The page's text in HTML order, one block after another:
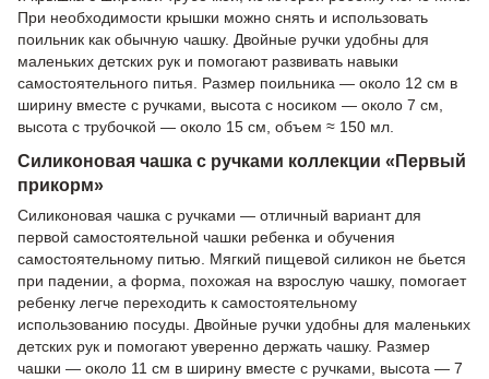
При необходимости крышки можно снять и использовать
поильник как обычную чашку. Двойные ручки удобны для
маленьких детских рук и помогают развивать навыки
самостоятельного питья. Размер поильника — около 12 см в
ширину вместе с ручками, высота с носиком — около 7 см,
высота с трубочкой — около 15 см, объем ≈ 150 мл.
Силиконовая чашка с ручками коллекции «Первый
прикорм»
Силиконовая чашка с ручками — отличный вариант для
первой самостоятельной чашки ребенка и обучения
самостоятельному питью. Мягкий пищевой силикон не бьется
при падении, а форма, похожая на взрослую чашку, помогает
ребенку легче переходить к самостоятельному
использованию посуды. Двойные ручки удобны для маленьких
детских рук и помогают уверенно держать чашку. Размер
чашки — около 11 см в ширину вместе с ручками, высота — 7